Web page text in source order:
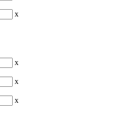
x
x
x
x